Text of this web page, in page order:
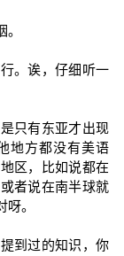
。诶，仔细听一
只有东亚才出现
地方都没有美语
区，比如说都在
者说在南半球就
。
到过的知识，你